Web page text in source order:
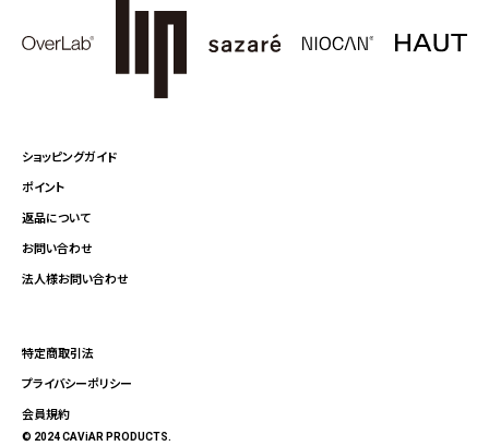
ショッピングガイド
ポイント
返品について
お問い合わせ
法人様お問い合わせ
特定商取引法
プライバシーポリシー
会員規約
© 2024 CAViAR PRODUCTS.